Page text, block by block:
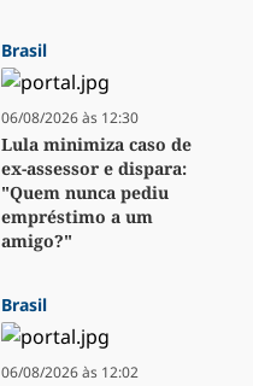
Brasil
06/08/2026 às 12:30
Lula minimiza caso de
ex-assessor e dispara:
"Quem nunca pediu
empréstimo a um
amigo?"
Brasil
06/08/2026 às 12:02